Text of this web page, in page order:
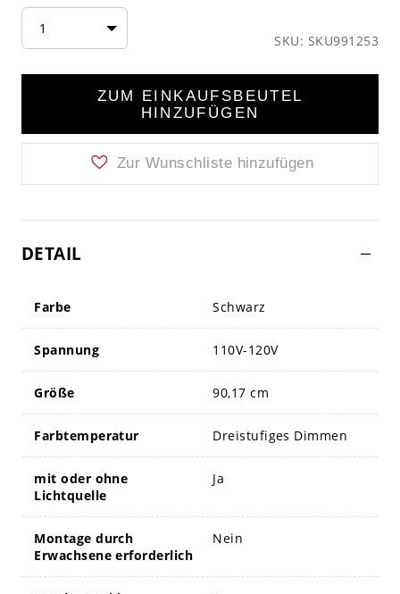
1
SKU: SKU991253
ZUM EINKAUFSBEUTEL
HINZUFÜGEN
Zur Wunschliste hinzufügen
DETAIL
Farbe Schwarz
Spannung 110V-120V
Größe 90,17 cm
Farbtemperatur Dreistufiges Dimmen
mit oder ohne
Lichtquelle
Ja
Montage durch
Erwachsene erforderlich
Nein